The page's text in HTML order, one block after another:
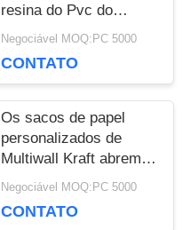
resina do Pvc do
material 25kg do saco
Multiwall Kraft
Negociável MOQ:PC 5000
CONTATO
Os sacos de papel
personalizados de
Multiwall Kraft abrem o
bolso com tamanho
inferior da borda
Negociável MOQ:PC 5000
CONTATO